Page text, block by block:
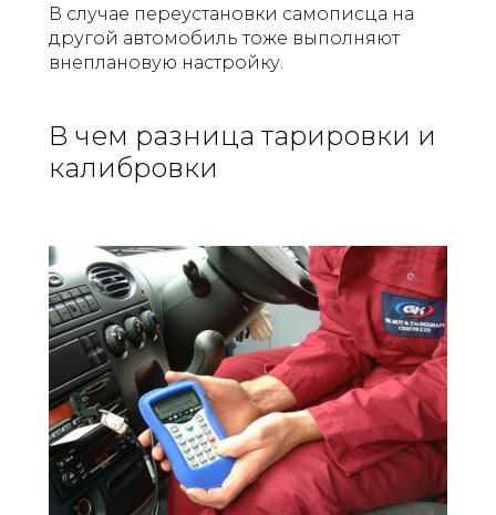
В случае переустановки самописца на
другой автомобиль тоже выполняют
внеплановую настройку.
В чем разница тарировки и
калибровки